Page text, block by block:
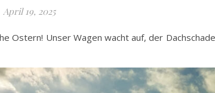
April 19, 2025
Ostern! Unser Wagen wacht auf, der